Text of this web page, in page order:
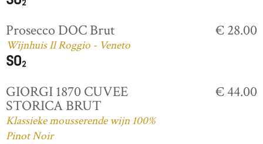
Prosecco DOC Brut
Wijnhuis Il Roggio - Veneto
€ 28.00
GIORGI 1870 CUVEE
STORICA BRUT
Klassieke mousserende wijn 100%
Pinot Noir
€ 44.00